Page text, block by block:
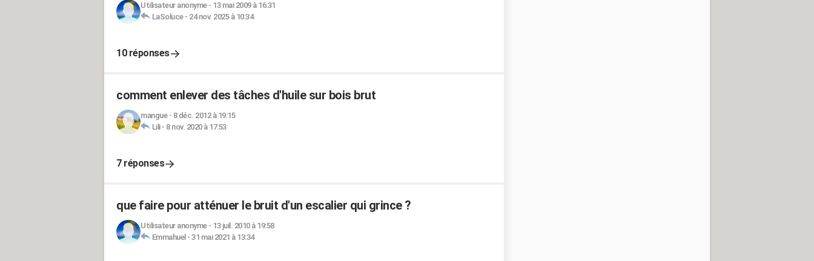
Utilisateur anonyme- 13 mai 2009 à 16:31
LaSoluce- 24 nov. 2025 à 10:34
10 réponses
comment enlever des tâches d'huile sur bois brut
mangue- 8 déc. 2012 à 19:15
Lili- 8 nov. 2020 à 17:53
7 réponses
que faire pour atténuer le bruit d'un escalier qui grince ?
Utilisateur anonyme- 13 juil. 2010 à 19:58
Emmahuel - 31 mai 2021 à 13:34